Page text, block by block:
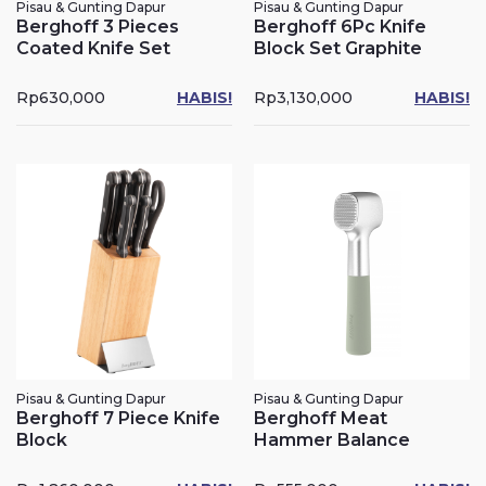
Pisau & Gunting Dapur
Berghoff 3 Pieces
Coated Knife Set
Rp630,000 HABIS!
Pisau & Gunting Dapur
Berghoff 6Pc Knife
Block Set Graphite
Rp3,130,000 HABIS!
Pisau & Gunting Dapur
Berghoff 7 Piece Knife
Block
Pisau & Gunting Dapur
Berghoff Meat
Hammer Balance